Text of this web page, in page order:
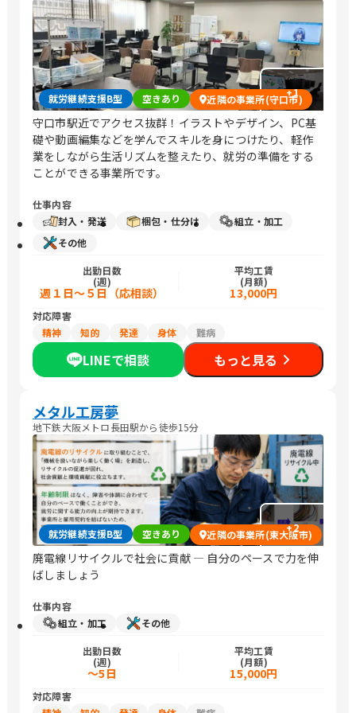
+1
就労継続支援B型 空きあり 近隣の事業所(守口市)
守口市駅近でアクセス抜群！イラストやデザイン、PC基
礎や動画編集などを学んでスキルを身につけたり、軽作
業をしながら生活リズムを整えたり、就労の準備をする
ことができる事業所です。
仕事内容
封入・発送
梱包・仕分け
組立・加工
その他
出勤日数
(週)
週１日～５日（応相談）
平均工賃
(月額)
13,000円
対応障害
精神
知的 発達 身体 難病
LINEで相談 もっと見る
メタル工房夢
地下鉄大阪メトロ長田駅から徒歩15分
+2
就労継続支援B型 空きあり 近隣の事業所(東大阪市)
廃電線リサイクルで社会に貢献 ― 自分のペースで力を伸
ばしましょう
仕事内容
組立・加工
その他
出勤日数
(週)
～5日
平均工賃
(月額)
15,000円
対応障害